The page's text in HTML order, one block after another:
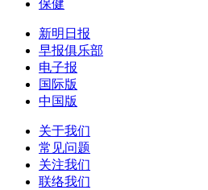
保健
新明日报
早报俱乐部
电子报
国际版
中国版
关于我们
常见问题
关注我们
联络我们